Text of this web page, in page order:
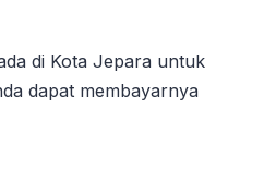
di Kota Jepara untuk
dapat membayarnya